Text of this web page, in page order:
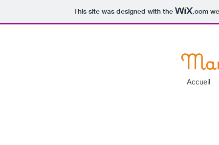
This site was designed with the .com
Accueil